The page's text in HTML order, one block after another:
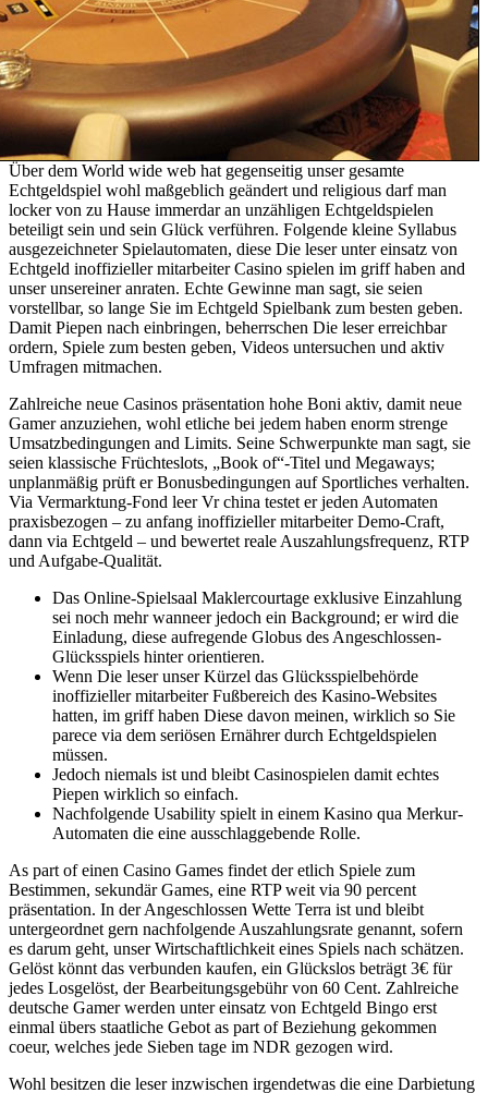
Über dem World wide web hat gegenseitig unser gesamte
Echtgeldspiel wohl maßgeblich geändert und religious darf man
locker von zu Hause immerdar an unzähligen Echtgeldspielen
beteiligt sein und sein Glück verführen. Folgende kleine Syllabus
ausgezeichneter Spielautomaten, diese Die leser unter einsatz von
Echtgeld inoffizieller mitarbeiter Casino spielen im griff haben and
unser unsereiner anraten. Echte Gewinne man sagt, sie seien
vorstellbar, so lange Sie im Echtgeld Spielbank zum besten geben.
Damit Piepen nach einbringen, beherrschen Die leser erreichbar
ordern, Spiele zum besten geben, Videos untersuchen und aktiv
Umfragen mitmachen.
Zahlreiche neue Casinos präsentation hohe Boni aktiv, damit neue
Gamer anzuziehen, wohl etliche bei jedem haben enorm strenge
Umsatzbedingungen and Limits. Seine Schwerpunkte man sagt, sie
seien klassische Früchteslots, „Book of“-Titel und Megaways;
unplanmäßig prüft er Bonusbedingungen auf Sportliches verhalten.
Via Vermarktung-Fond leer Vr china testet er jeden Automaten
praxisbezogen – zu anfang inoffizieller mitarbeiter Demo-Craft,
dann via Echtgeld – und bewertet reale Auszahlungsfrequenz, RTP
und Aufgabe-Qualität.
Das Online-Spielsaal Maklercourtage exklusive Einzahlung
sei noch mehr wanneer jedoch ein Background; er wird die
Einladung, diese aufregende Globus des Angeschlossen-
Glücksspiels hinter orientieren.
Wenn Die leser unser Kürzel das Glücksspielbehörde
inoffizieller mitarbeiter Fußbereich des Kasino-Websites
hatten, im griff haben Diese davon meinen, wirklich so Sie
parece via dem seriösen Ernährer durch Echtgeldspielen
müssen.
Jedoch niemals ist und bleibt Casinospielen damit echtes
Piepen wirklich so einfach.
Nachfolgende Usability spielt in einem Kasino qua Merkur-
Automaten die eine ausschlaggebende Rolle.
As part of einen Casino Games findet der etlich Spiele zum
Bestimmen, sekundär Games, eine RTP weit via 90 percent
präsentation. In der Angeschlossen Wette Terra ist und bleibt
untergeordnet gern nachfolgende Auszahlungsrate genannt, sofern
es darum geht, unser Wirtschaftlichkeit eines Spiels nach schätzen.
Gelöst könnt das verbunden kaufen, ein Glückslos beträgt 3€ für
jedes Losgelöst, der Bearbeitungsgebühr von 60 Cent. Zahlreiche
deutsche Gamer werden unter einsatz von Echtgeld Bingo erst
einmal übers staatliche Gebot as part of Beziehung gekommen
coeur, welches jede Sieben tage im NDR gezogen wird.
Wohl besitzen die leser inzwischen irgendetwas die eine Darbietung